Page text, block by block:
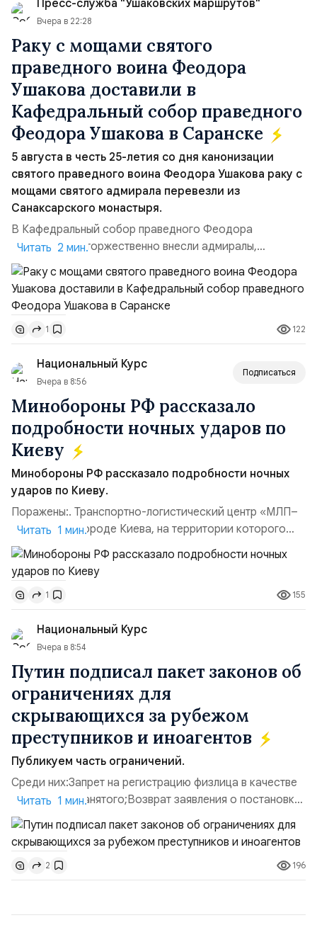
Ираном...Пресс-служба "Ушаковских маршрутов"
Вчера в 22:28
Раку с мощами святого
праведного воина Феодора
Ушакова доставили в
Кафедральный собор праведного
Феодора Ушакова в Саранске
5 августа в честь 25-летия со дня канонизации
святого праведного воина Феодора Ушакова раку с
мощами святого адмирала перевезли из
Санаксарского монастыря.
В Кафедральный собор праведного Феодора
Ушакова раку торжественно внесли адмиралы,
участвовавшие в канонизации святого праведного
воина Феодора Ушакова 25 лет назад:Адмирал
Владимир Прокофьевич Валуев, командующий
Балтийским флотом ВМФ России (2001–2006
гг.);Адмирал Владимир Петрович Комоедов,
командующий Черноморским флотом ВМФ России
(1998–2002 г...
Читать 2 мин.
1 122
Национальный Курс
Вчера в 8:56
Подписаться
Минобороны РФ рассказало
подробности ночных ударов по
Киеву
Минобороны РФ рассказало подробности ночных
ударов по Киеву.
Поражены:. Транспортно-логистический центр «МЛП–
Чайка» в пригороде Киева, на территории которого
осуществлялось хранение, сборка а также запуск с
прилегающего полевого аэродром «Чайка»
дальнобойных БПЛА ВСУ; Складские помещения
«Транс-Логистик» в Оболонском районе г. Киев,
использовавшиеся для хранения военного
имущества ВСУ; Сортировочны...
Читать 1 мин.
1 155
Национальный Курс
Вчера в 8:54
Путин подписал пакет законов об
ограничениях для
скрывающихся за рубежом
преступников и иноагентов
Публикуем часть ограничений.
Среди них:Запрет на регистрацию физлица в качестве
ИП или самозанятого;Возврат заявления о постановке
недвижимости на кадастровый учет;Ограничение
водительских прав;Запрет регистрации транспортных
средств и на заключение сделок по
доверенности;Отказ в заключении кредитного
договора, предоставлении государственных и
Читать 1 мин.
2 196